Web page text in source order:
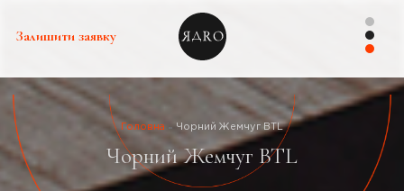
Залишити заявку
Головна Чорний Жемчуг BTL
Чорний Жемчуг BTL